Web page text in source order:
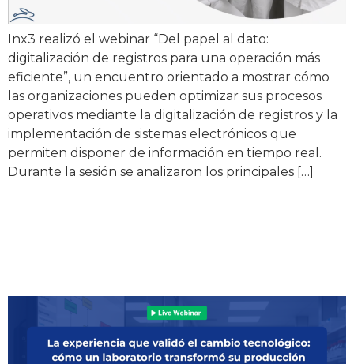
Inx3 realizó el webinar “Del papel al dato:
digitalización de registros para una operación más
eficiente”, un encuentro orientado a mostrar cómo
las organizaciones pueden optimizar sus procesos
operativos mediante la digitalización de registros y la
implementación de sistemas electrónicos que
permiten disponer de información en tiempo real.
Durante la sesión se analizaron los principales […]